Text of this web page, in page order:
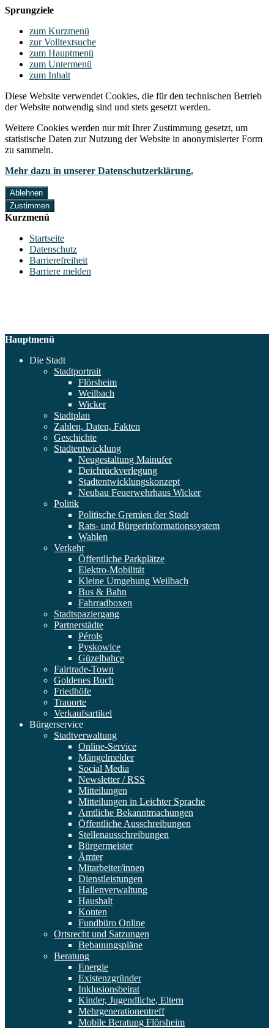
Sprungziele
zum Kurzmenü
zur Volltextsuche
zum Hauptmenü
zum Untermenü
zum Inhalt
Diese Website verwendet Cookies, die für den technischen Betrieb
der Website notwendig sind und stets gesetzt werden.
Weitere Cookies werden nur mit Ihrer Zustimmung gesetzt, um
statistische Daten zur Nutzung der Website in anonymisierter Form
zu sammeln.
Mehr dazu in unserer Datenschutzerklärung.
Ablehnen
Zustimmen
Kurzmenü
Startseite
Datenschutz
Barrierefreiheit
Barriere melden
Hauptmenü
Die Stadt
Stadtportrait
Flörsheim
Weilbach
Wicker
Stadtplan
Zahlen, Daten, Fakten
Geschichte
Stadtentwicklung
Neugestaltung Mainufer
Deichrückverlegung
Stadtentwicklungskonzept
Neubau Feuerwehrhaus Wicker
Politik
Politische Gremien der Stadt
Rats- und Bürgerinformationssystem
Wahlen
Verkehr
Öffentliche Parkplätze
Elektro-Mobilität
Kleine Umgehung Weilbach
Bus & Bahn
Fahrradboxen
Stadtspaziergang
Partnerstädte
Pérols
Pyskowice
Güzelbahçe
Fairtrade-Town
Goldenes Buch
Friedhöfe
Trauorte
Verkaufsartikel
Bürgerservice
Stadtverwaltung
Online-Service
Mängelmelder
Social Media
Newsletter / RSS
Mitteilungen
Mitteilungen in Leichter Sprache
Amtliche Bekanntmachungen
Öffentliche Ausschreibungen
Stellenausschreibungen
Bürgermeister
Ämter
Mitarbeiter/innen
Dienstleistungen
Hallenverwaltung
Haushalt
Konten
Fundbüro Online
Ortsrecht und Satzungen
Bebauungspläne
Beratung
Energie
Existenzgründer
Inklusionsbeirat
Kinder, Jugendliche, Eltern
Mehrgenerationentreff
Mobile Beratung Flörsheim